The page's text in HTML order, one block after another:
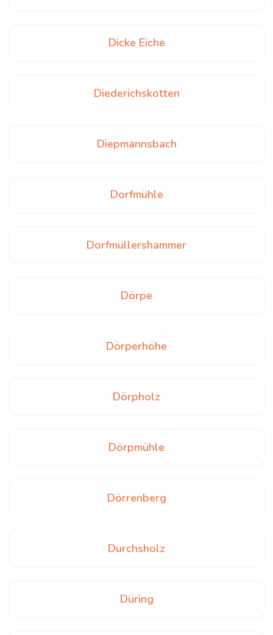
Dicke Eiche
Diederichskotten
Diepmannsbach
Dorfmühle
Dorfmüllershammer
Dörpe
Dörperhöhe
Dörpholz
Dörpmühle
Dörrenberg
Durchsholz
Düring